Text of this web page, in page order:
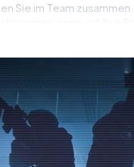
Sie im Team
auf Ihre
im Highscore von Malgrat
Das myCityHunt
Holen Sie
Sie Malgrat de Mar